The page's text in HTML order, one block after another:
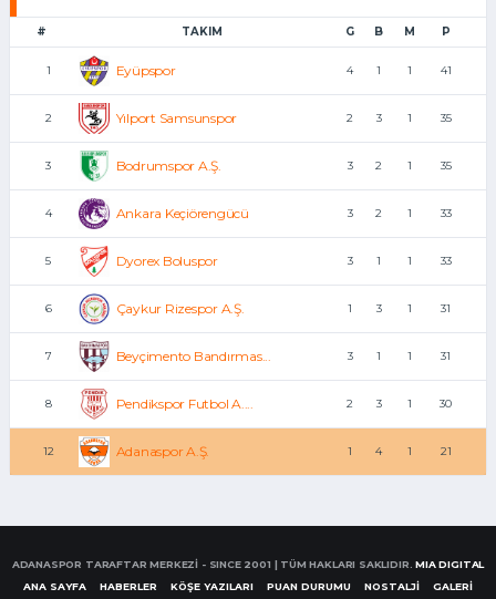
# TAKIM G B M P
1 Eyüpspor 4 1 1 41
2 Yılport Samsunspor 2 3 1 35
3 Bodrumspor A.Ş. 3 2 1 35
4 Ankara Keçiörengücü 3 2 1 33
5 Dyorex Boluspor 3 1 1 33
6 Çaykur Rizespor A.Ş. 1 3 1 31
7 Beyçimento Bandırmas... 3 1 1 31
8 Pendikspor Futbol A.... 2 3 1 30
12 Adanaspor A.Ş. 1 4 1 21
ADANASPOR TARAFTAR MERKEZİ - SINCE 2001 | TÜM HAKLARI SAKLIDIR.MIA DIGITAL
ANA SAYFA
HABERLER KÖŞE YAZILARI PUAN DURUMU NOSTALJİ GALERİ